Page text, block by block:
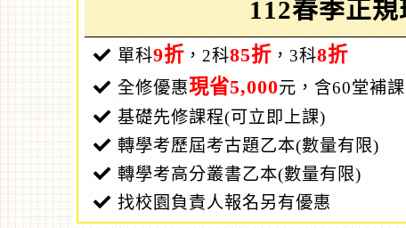
112春季正規
單科9折 ，2科85折 ，3科8折
全修優惠現省5,000元，含60堂補
基礎先修課程(可立即上課)
轉學考歷屆考古題乙本(數量有限)
轉學考高分叢書乙本(數量有限)
找校園負責人報名另有優惠